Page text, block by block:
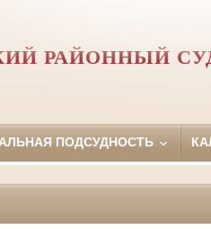
РАЙОННЫЙ
ПОДСУДНОСТЬ